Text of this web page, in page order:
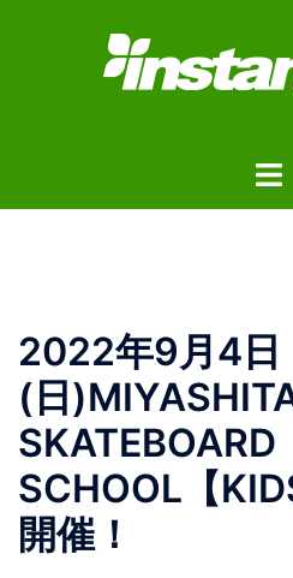
ト
ー
2022年9月4日
(日
SKATEBOARD
SCHOOL【
開催！